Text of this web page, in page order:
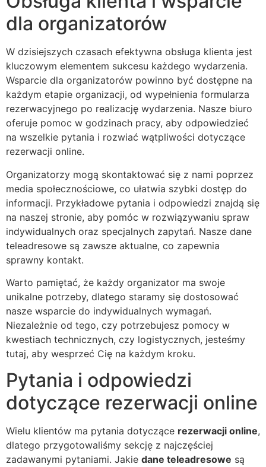
dla organizatorów
W dzisiejszych czasach efektywna obsługa klienta jest
kluczowym elementem sukcesu każdego wydarzenia.
Wsparcie dla organizatorów powinno być dostępne na
każdym etapie organizacji, od wypełnienia formularza
rezerwacyjnego po realizację wydarzenia. Nasze biuro
oferuje pomoc w godzinach pracy, aby odpowiedzieć
na wszelkie pytania i rozwiać wątpliwości dotyczące
rezerwacji online.
Organizatorzy mogą skontaktować się z nami poprzez
media społecznościowe, co ułatwia szybki dostęp do
informacji. Przykładowe pytania i odpowiedzi znajdą się
na naszej stronie, aby pomóc w rozwiązywaniu spraw
indywidualnych oraz specjalnych zapytań. Nasze dane
teleadresowe są zawsze aktualne, co zapewnia
sprawny kontakt.
Warto pamiętać, że każdy organizator ma swoje
unikalne potrzeby, dlatego staramy się dostosować
nasze wsparcie do indywidualnych wymagań.
Niezależnie od tego, czy potrzebujesz pomocy w
kwestiach technicznych, czy logistycznych, jesteśmy
tutaj, aby wesprzeć Cię na każdym kroku.
Pytania i odpowiedzi
dotyczące rezerwacji online
Wielu klientów ma pytania dotyczące rezerwacji online,
dlatego przygotowaliśmy sekcję z najczęściej
zadawanymi pytaniami. Jakie dane teleadresowe są